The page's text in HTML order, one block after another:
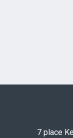
7 place